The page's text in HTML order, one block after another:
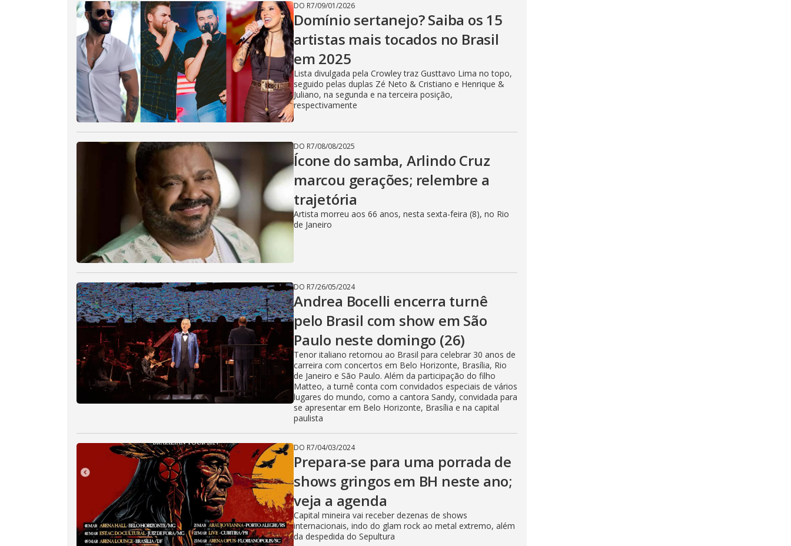
DO R7/09/01/2026
Domínio sertanejo? Saiba os 15
artistas mais tocados no Brasil
em 2025
Lista divulgada pela Crowley traz Gusttavo Lima no topo,
seguido pelas duplas Zé Neto & Cristiano e Henrique &
Juliano, na segunda e na terceira posição,
respectivamente
DO R7/08/08/2025
Ícone do samba, Arlindo Cruz
marcou gerações; relembre a
trajetória
Artista morreu aos 66 anos, nesta sexta-feira (8), no Rio
de Janeiro
DO R7/26/05/2024
Andrea Bocelli encerra turnê
pelo Brasil com show em São
Paulo neste domingo (26)
Tenor italiano retornou ao Brasil para celebrar 30 anos de
carreira com concertos em Belo Horizonte, Brasília, Rio
de Janeiro e São Paulo. Além da participação do filho
Matteo, a turnê conta com convidados especiais de vários
lugares do mundo, como a cantora Sandy, convidada para
se apresentar em Belo Horizonte, Brasília e na capital
paulista
DO R7/04/03/2024
Prepara-se para uma porrada de
shows gringos em BH neste ano;
veja a agenda
Capital mineira vai receber dezenas de shows
internacionais, indo do glam rock ao metal extremo, além
da despedida do Sepultura